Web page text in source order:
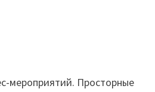
мероприятий. Просторные